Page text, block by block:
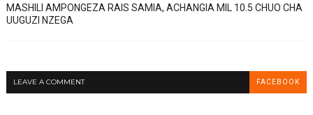
MASHILI AMPONGEZA RAIS SAMIA, ACHANGIA MIL 10.5 CHUO CHA
UUGUZI NZEGA
LEAVE A COMMENT FACEBOOK